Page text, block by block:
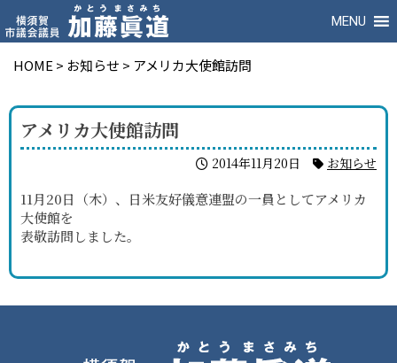
MENU
HOME > お知らせ > アメリカ大使館訪問
アメリカ大使館訪問
2014年11月20日 お知らせ
11月20日（木）、日米友好儀意連盟の一員としてアメリカ
大使館を
表敬訪問しました。